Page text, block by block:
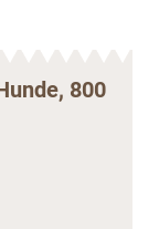
800